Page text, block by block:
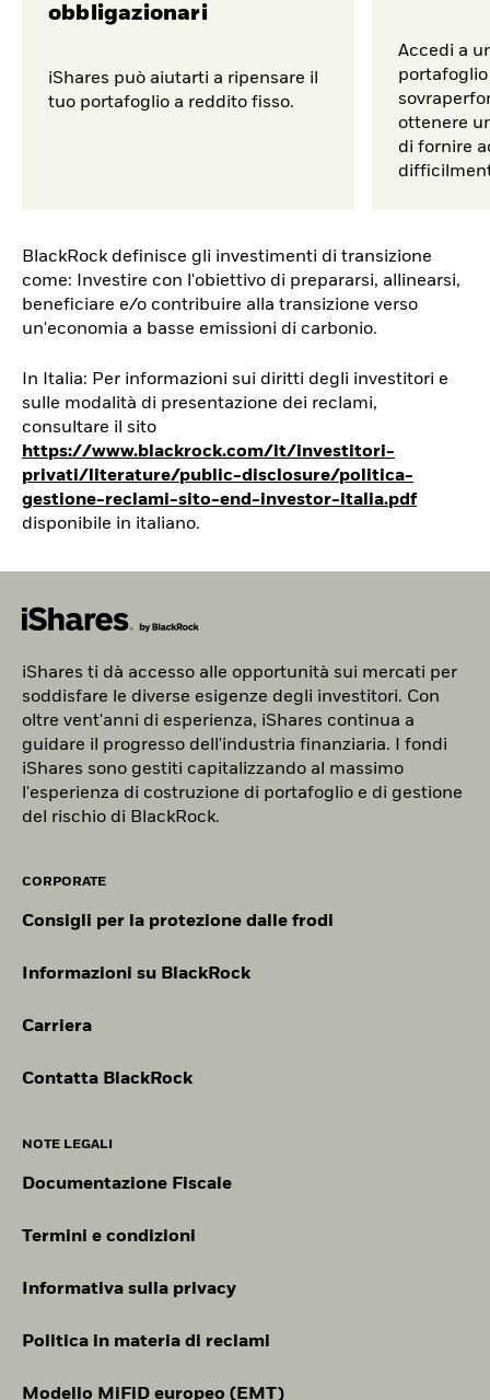
obbligazionari
iShares può aiutarti a ripensare il
tuo portafoglio a reddito fisso.
Accedi a
ottenere
di fornire
BlackRock definisce gli investimenti di transizione
come: Investire con l'obiettivo di prepararsi, allinearsi,
beneficiare e/o contribuire alla transizione verso
un'economia a basse emissioni di carbonio.
In Italia: Per informazioni sui diritti degli investitori e
sulle modalità di presentazione dei reclami,
consultare il sito
https://www.blackrock.com/it/investitori-
privati/literature/public-disclosure/politica-
gestione-reclami-sito-end-investor-italia.pdf
disponibile in italiano.
iShares ti dà accesso alle opportunità sui mercati per
soddisfare le diverse esigenze degli investitori. Con
oltre vent'anni di esperienza, iShares continua a
guidare il progresso dell'industria finanziaria. I fondi
iShares sono gestiti capitalizzando al massimo
l'esperienza di costruzione di portafoglio e di gestione
del rischio di BlackRock.
CORPORATE
Consigli per la protezione dalle frodi
Informazioni su BlackRock
Carriera
Contatta BlackRock
NOTE LEGALI
Documentazione Fiscale
Termini e condizioni
Informativa sulla privacy
Politica in materia di reclami
Modello MiFiD europeo (EMT)